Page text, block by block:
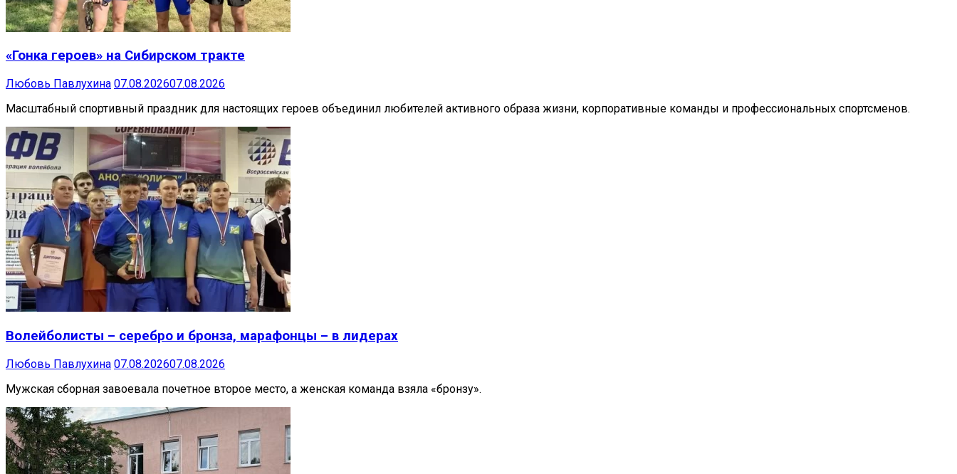
«Гонка героев» на Сибирском тракте
Любовь Павлухина 07.08.202607.08.2026
Масштабный спортивный праздник для настоящих героев объединил любителей активного образа жизни, корпоративные команды и профессиональных спортсменов.
Волейболисты – серебро и бронза, марафонцы – в лидерах
Любовь Павлухина 07.08.202607.08.2026
Мужская сборная завоевала почетное второе место, а женская команда взяла «бронзу».